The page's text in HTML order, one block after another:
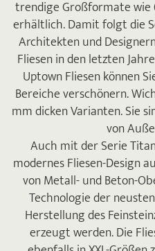
trendige Großformate wie
erhältlich. Damit folgt die
Architekten und
Fliesen in den letzten
Uptown Fliesen können
Bereiche verschönern.
mm dicken Varianten. Sie
von
Auch mit der Serie
modernes Fliesen-Design
von Metall- und Beton-
Technologie der
Herstellung des
erzeugt werden. Die